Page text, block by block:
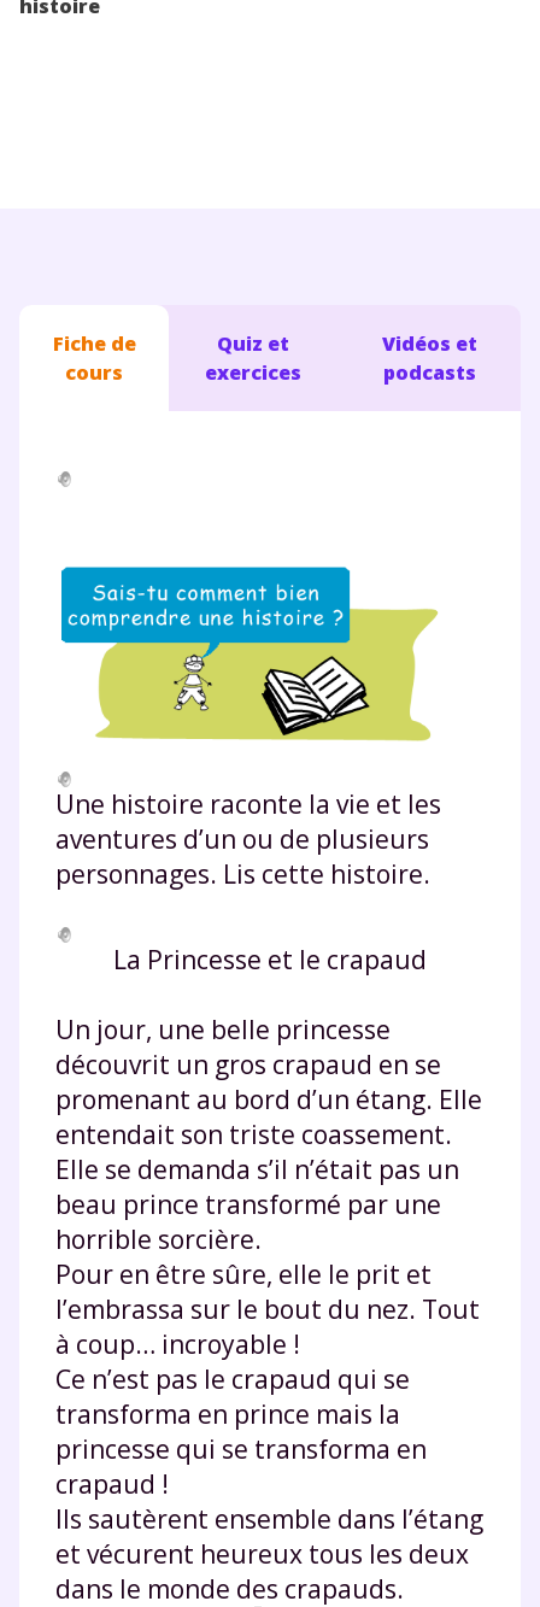
histoire
Fiche de
cours
Quiz et
exercices
Vidéos et
podcasts
Une histoire raconte la vie et les
aventures d’un ou de plusieurs
personnages. Lis cette histoire.
La Princesse et le crapaud
Un jour, une belle princesse
découvrit un gros crapaud en se
promenant au bord d’un étang. Elle
entendait son triste coassement.
Elle se demanda s’il n’était pas un
beau prince transformé par une
horrible sorcière.
Pour en être sûre, elle le prit et
l’embrassa sur le bout du nez. Tout
à coup… incroyable !
Ce n’est pas le crapaud qui se
transforma en prince mais la
princesse qui se transforma en
crapaud !
Ils sautèrent ensemble dans l’étang
et vécurent heureux tous les deux
dans le monde des crapauds.